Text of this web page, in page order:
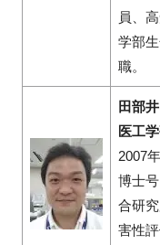
員、
学部
職。
田部
医工
2007
博士
合研
害性